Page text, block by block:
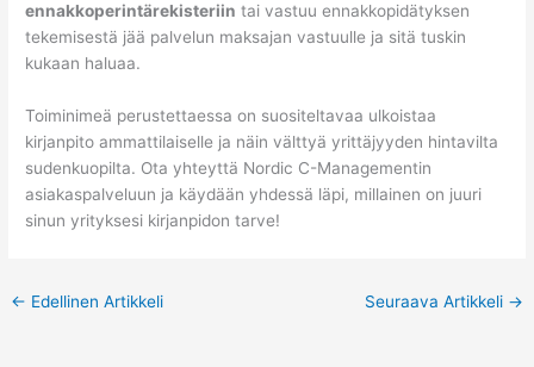
ennakkoperintärekisteriin tai vastuu ennakkopidätyksen
tekemisestä jää palvelun maksajan vastuulle ja sitä tuskin
kukaan haluaa.
Toiminimeä perustettaessa on suositeltavaa ulkoistaa
kirjanpito ammattilaiselle ja näin välttyä yrittäjyyden hintavilta
sudenkuopilta. Ota yhteyttä Nordic C-Managementin
asiakaspalveluun ja käydään yhdessä läpi, millainen on juuri
sinun yrityksesi kirjanpidon tarve!
← Edellinen Artikkeli Seuraava Artikkeli →